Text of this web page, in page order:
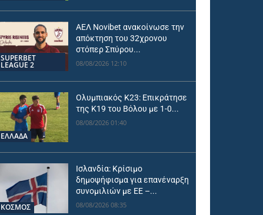
SUPERBET
LEAGUE 2
ΑΕΛ Novibet ανακοίνωσε την
απόκτηση του 32χρονου
στόπερ Σπύρου...
08/08/2026 12:10
ΕΛΛΑΔΑ
Ολυμπιακός Κ23: Επικράτησε
της Κ19 του Βόλου με 1-0...
08/08/2026 01:40
ΚΟΣΜΟΣ
Ισλανδία: Κρίσιμο
δημοψήφισμα για επανέναρξη
συνομιλιών με ΕΕ –...
08/08/2026 08:35